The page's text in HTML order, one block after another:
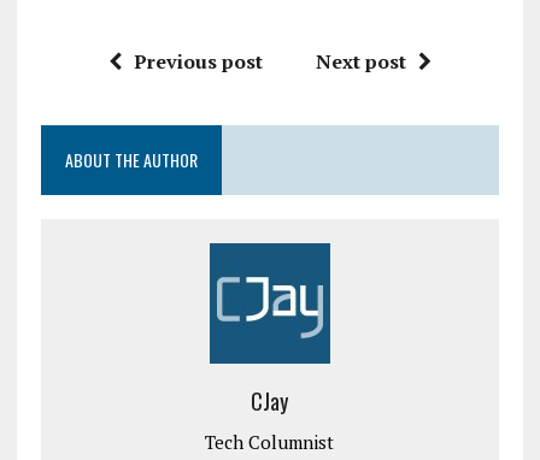
Previous post Next post
ABOUT THE AUTHOR
CJay
Tech Columnist